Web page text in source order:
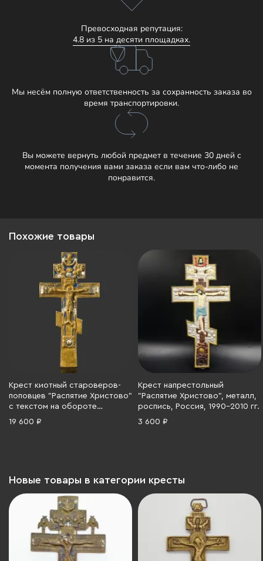
Превосходная репутация:
4.8 из 5 на десяти площадках.
Мы несём полную ответственность за сохранность заказа во
время транспортировки.
Вы можете вернуть любой предмет в течение 30 дней с
момента получения вами заказа если вам что-либо не
понравится.
Похожие товары
Крест киотный староверов-
поповцев "Распятие Христово"
с текстом на обороте
(Светилен Кресту и Соборник,
19 600 ₽
Крест напрестольный
"Распятие Христово", металл,
роспись, Россия, 1990-2010 гг.
3 600 ₽
Новые товары в категории кресты